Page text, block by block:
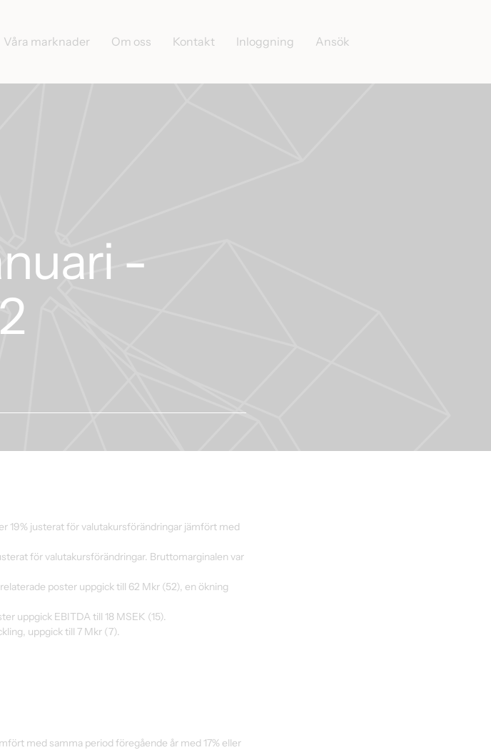
Våra marknader Om oss Kontakt Inloggning Ansök
-
19% justerat för valutakursförändringar jämfört med
för valutakursförändringar. Bruttomarginalen var
poster uppgick till 62 Mkr (52), en ökning
uppgick EBITDA till 18 MSEK (15).
uppgick till 7 Mkr (7).
med samma period föregående år med 17% eller